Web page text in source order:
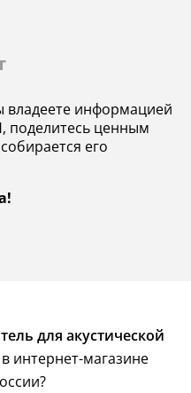
владеете информацией
поделитесь ценным
его
для акустической
в интернет-магазине